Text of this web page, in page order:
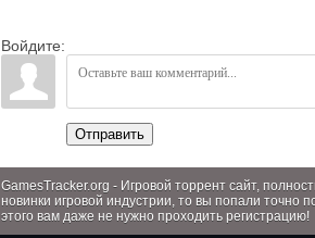
Войдите:
Отправить
GamesTracker.org - Игровой торрент сайт,
новинки игровой индустрии, то вы попали точно
этого вам даже не нужно проходить регистрацию!